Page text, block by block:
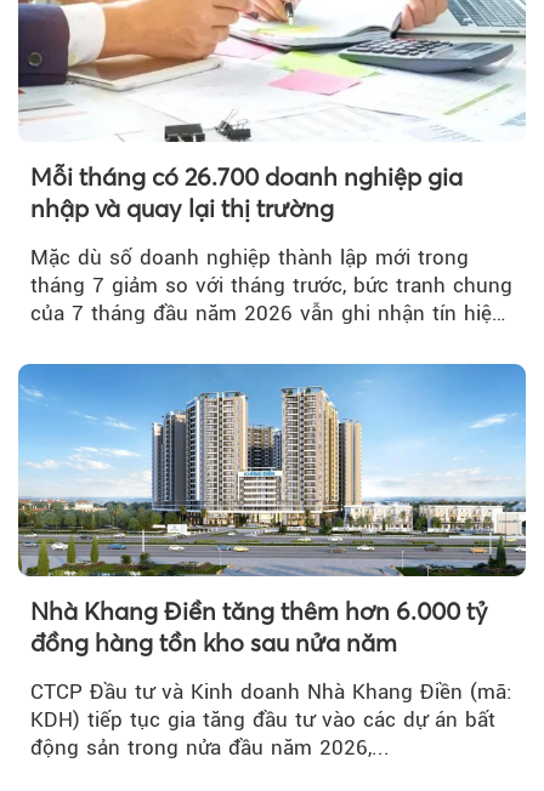
Mỗi tháng có 26.700 doanh nghiệp gia
nhập và quay lại thị trường
Mặc dù số doanh nghiệp thành lập mới trong
tháng 7 giảm so với tháng trước, bức tranh chung
của 7 tháng đầu năm 2026 vẫn ghi nhận tín hiệu
Nhà Khang Điền tăng thêm hơn 6.000 tỷ
đồng hàng tồn kho sau nửa năm
CTCP Đầu tư và Kinh doanh Nhà Khang Điền (mã:
KDH) tiếp tục gia tăng đầu tư vào các dự án bất
động sản trong nửa đầu năm 2026,...